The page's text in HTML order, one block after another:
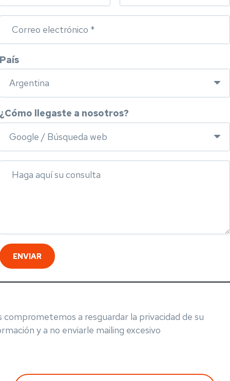
Correo electrónico *
País
¿Cómo llegaste a nosotros?
Haga aquí su consulta
ENVIAR
comprometemos a resguardar la privacidad de su
y a no enviarle mailing excesivo